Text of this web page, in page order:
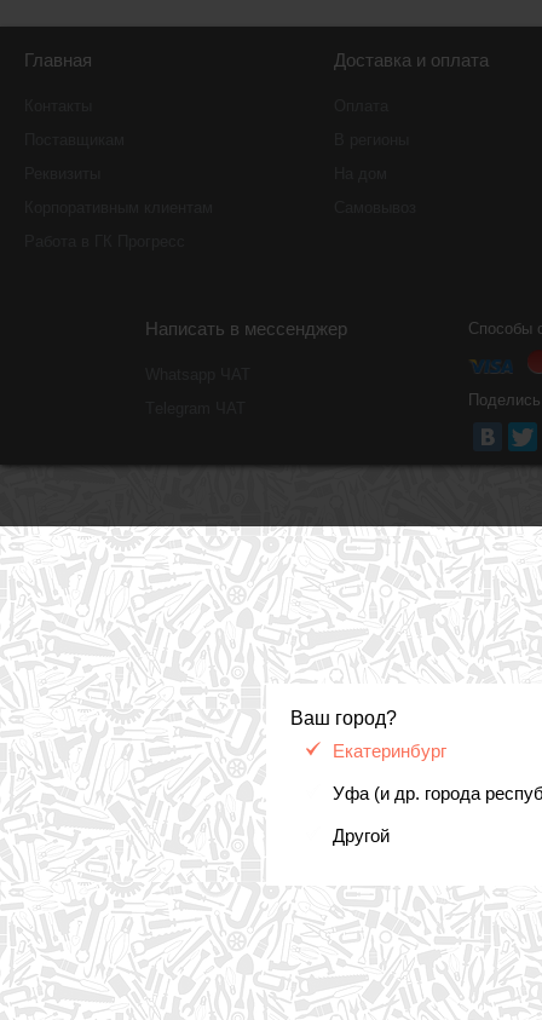
Ваш город?
Екатеринбург
Уфа (и др. города
Другой
Главная Доставка и оплата
Написать в мессенджер Способы